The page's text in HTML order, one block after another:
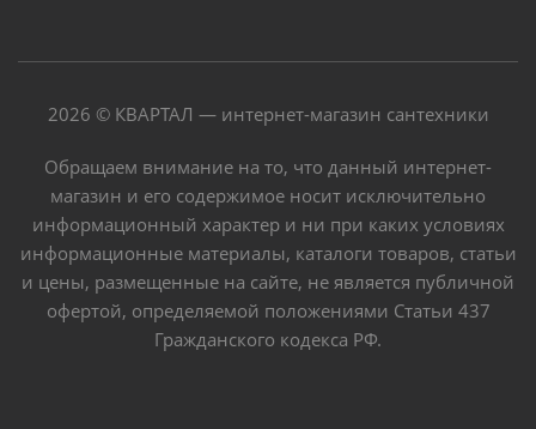
2026 © КВАРТАЛ — интернет-магазин сантехники
Обращаем внимание на то, что данный интернет-
магазин и его содержимое носит исключительно
информационный характер и ни при каких условиях
информационные материалы, каталоги товаров, статьи
и цены, размещенные на сайте, не является публичной
офертой, определяемой положениями Статьи 437
Гражданского кодекса РФ.